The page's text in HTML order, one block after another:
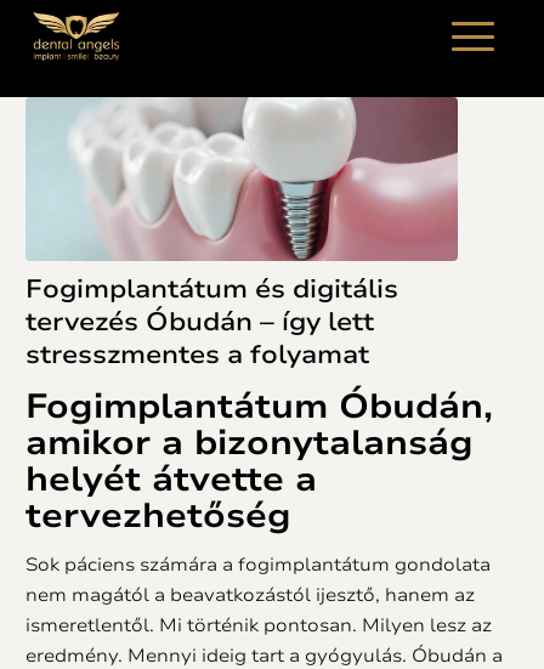
Fogimplantátum és digitális
tervezés Óbudán – így lett
stresszmentes a folyamat
Fogimplantátum Óbudán,
amikor a bizonytalanság
helyét átvette a
tervezhetőség
Sok páciens számára a fogimplantátum gondolata
nem magától a beavatkozástól ijesztő, hanem az
ismeretlentől. Mi történik pontosan. Milyen lesz az
eredmény. Mennyi ideig tart a gyógyulás. Óbudán a